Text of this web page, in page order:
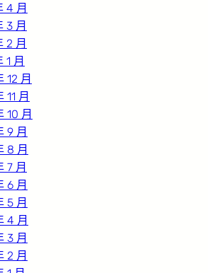
4 月
3 月
2 月
1 月
12 月
月
10 月
9 月
8 月
7 月
6 月
5 月
4 月
3 月
2 月